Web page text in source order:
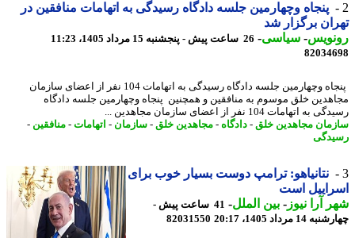
پنجاه وچهارمین جلسه دادگاه رسیدگی به اتهامات منافقین در
برگزار شد
-سیاسی-26 ساعت پیش - پنجشنبه 15 مرداد 1405، 11:23
پنجاه وچهارمین جلسه دادگاه رسیدگی به اتهامات 104 نفر از اعضای سازمان
خلق موسوم به منافقین و همچنین پنجاه وچهارمین جلسه دادگاه
اتهامات 104 نفر از اعضای سازمان مجاهدین ...
مجاهدین خلق -دادگاه -مجاهدین خلق -سازمان -اتهامات-منافقین-
نتانیاهو: ترامپ دوست بسیار خوب برای
است
آرا نیوز-بین الملل-
41 ساعت پیش -
مرداد 1405، 20:17
82031550